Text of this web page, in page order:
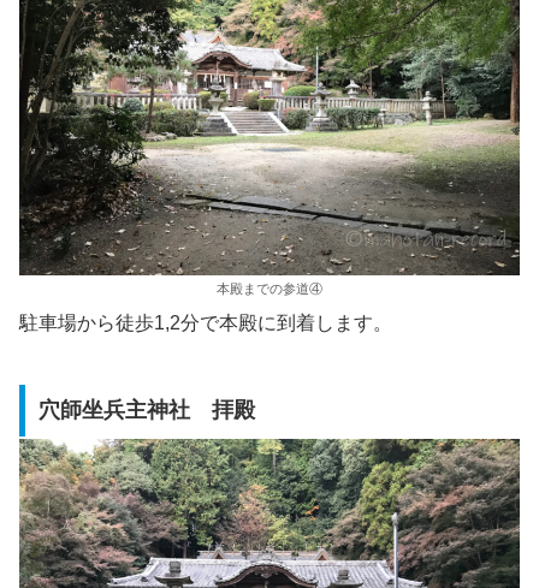
本殿までの参道④
駐車場から徒歩1,2分で本殿に到着します。
穴師坐兵主神社 拝殿